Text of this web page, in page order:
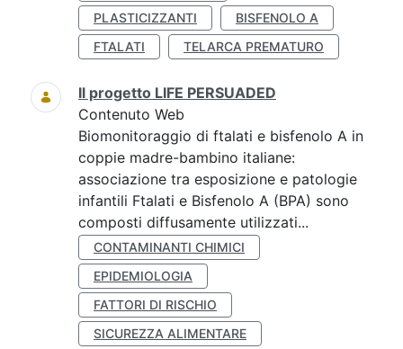
PLASTICIZZANTI
BISFENOLO A
FTALATI
TELARCA PREMATURO
Il progetto LIFE PERSUADED
Contenuto Web
Biomonitoraggio di ftalati e bisfenolo A in
coppie madre-bambino italiane:
associazione tra esposizione e patologie
infantili Ftalati e Bisfenolo A (BPA) sono
composti diffusamente utilizzati...
CONTAMINANTI CHIMICI
EPIDEMIOLOGIA
FATTORI DI RISCHIO
SICUREZZA ALIMENTARE